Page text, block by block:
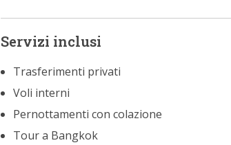
Servizi inclusi
Trasferimenti privati
Voli interni
Pernottamenti con colazione
Tour a Bangkok